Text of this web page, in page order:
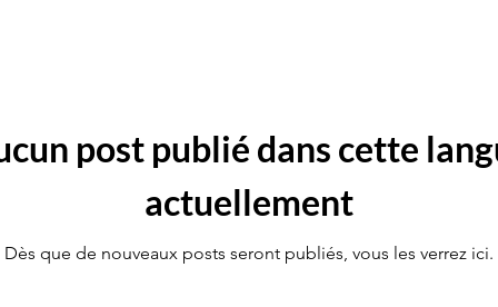
post publié dans cette
actuellement
Dès que de nouveaux posts seront publiés, vous les verrez ici.